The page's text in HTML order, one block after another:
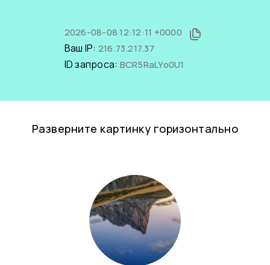
2026-08-08 12:12:11 +0000
Ваш IP: 216.73.217.37
ID запроса: BCR5RaLYo0U1
Разверните картинку горизонтально